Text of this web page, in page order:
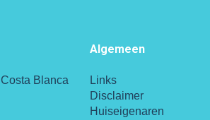
Blanca
Algemeen
Links
Disclaimer
Huiseigenaren